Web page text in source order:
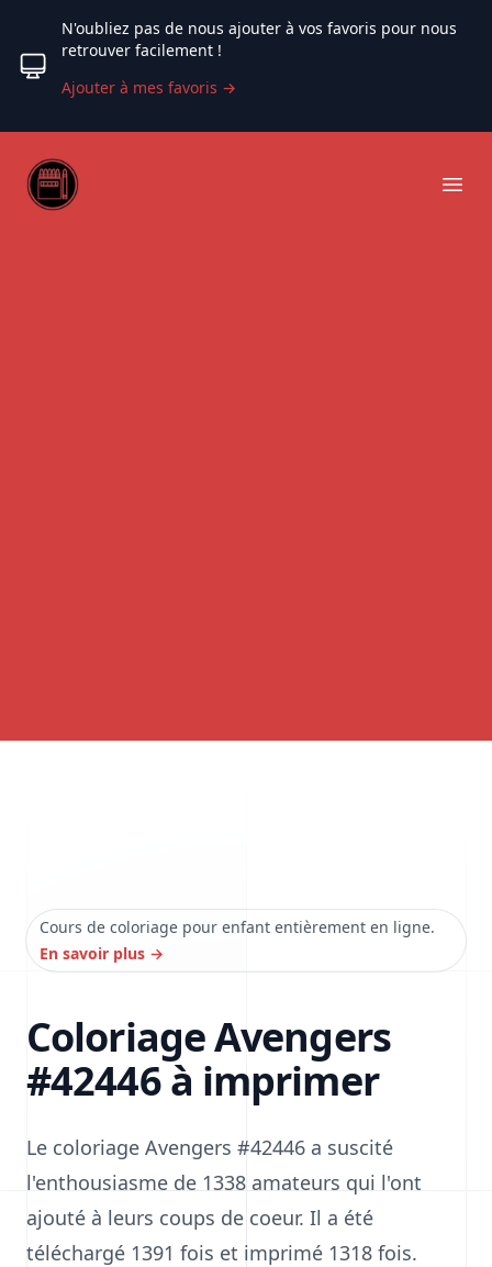
N'oubliez pas de nous ajouter à vos favoris pour nous
retrouver facilement !
Ajouter à mes favoris →
Web coloriage
Cours de coloriage pour enfant entièrement en ligne.
En savoir plus →
Coloriage Avengers
#42446 à imprimer
Le coloriage Avengers #42446 a suscité
l'enthousiasme de 1338 amateurs qui l'ont
ajouté à leurs coups de coeur. Il a été
téléchargé 1391 fois et imprimé 1318 fois.